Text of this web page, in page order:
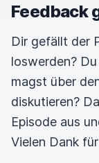
Feedback
Dir gefällt der
loswerden?
magst über
diskutieren?
Episode aus
Vielen Dank